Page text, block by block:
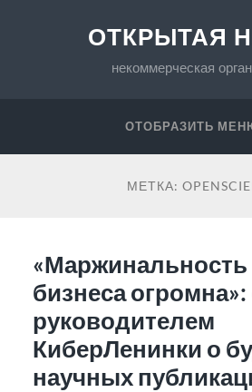
ОТКРЫТАЯ
некоммерческая
ОТОБРАЗИТЬ
МЕТКА:
«Маржинальность
бизнеса огромна»:
руководителем
КиберЛенинки о
научных